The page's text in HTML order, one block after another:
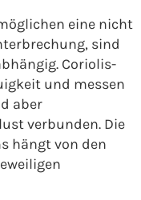
eine nicht
sind
Coriolis-
und messen
aber
verbunden. Die
hängt von den